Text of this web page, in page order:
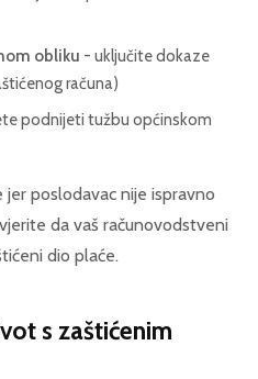
obliku - uključite dokaze
računa)
podnijeti tužbu općinskom
jer poslodavac nije ispravno
da vaš računovodstveni
dio plaće.
s zaštićenim